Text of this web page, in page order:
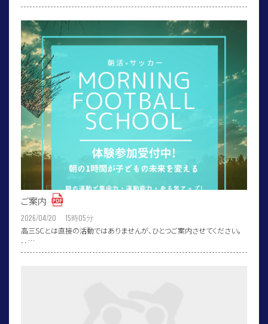
ご案内
2026/04/20 15時05分
高三SCとは直接の活動ではありませんが、ひとつご案内させてください。
．．…